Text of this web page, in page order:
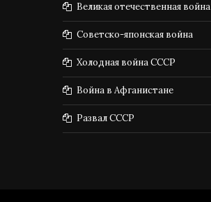
Великая отечественная война
Советско-японская война
Холодная война СССР
Война в Афганистане
Развал СССР